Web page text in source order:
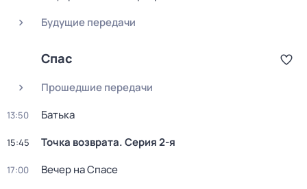
Будущие передачи
Спас
Прошедшие передачи
13:50 Батька
15:45 Точка возврата. Серия 2-я
17:00 Вечер на Спасе